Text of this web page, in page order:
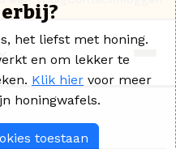
het liefst met honing.
en om lekker te
Klik hier voor meer
honingwafels.
toestaan